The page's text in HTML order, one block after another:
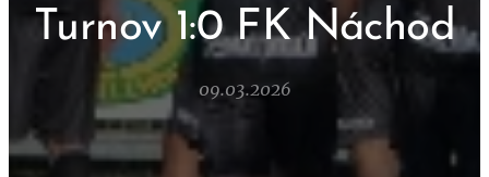
Turnov 1:0 FK Náchod
09.03.2026